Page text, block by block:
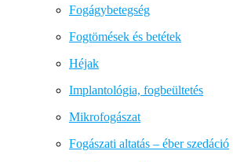
Fogágybetegség
Fogtömések és betétek
Héjak
Implantológia, fogbeültetés
Mikrofogászat
Fogászati altatás – éber szedáció